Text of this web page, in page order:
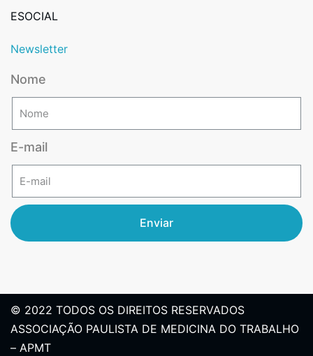
ESOCIAL
Newsletter
Nome
E-mail
Enviar
© 2022 TODOS OS DIREITOS RESERVADOS
ASSOCIAÇÃO PAULISTA DE MEDICINA DO TRABALHO
– APMT